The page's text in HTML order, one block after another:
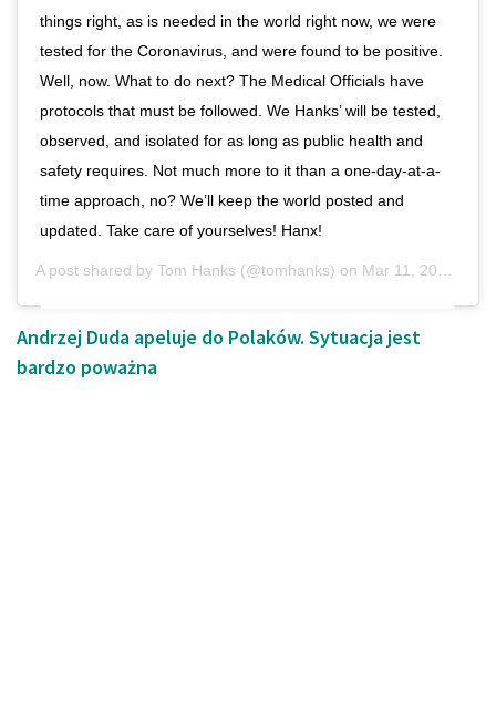
things right, as is needed in the world right now, we were
tested for the Coronavirus, and were found to be positive.
Well, now. What to do next? The Medical Officials have
protocols that must be followed. We Hanks’ will be tested,
observed, and isolated for as long as public health and
safety requires. Not much more to it than a one-day-at-a-
time approach, no? We’ll keep the world posted and
updated. Take care of yourselves! Hanx!
A post shared by Tom Hanks (@tomhanks) on Mar 11, 2020 at 6:08pm PDT
Andrzej Duda apeluje do Polaków. Sytuacja jest
bardzo poważna